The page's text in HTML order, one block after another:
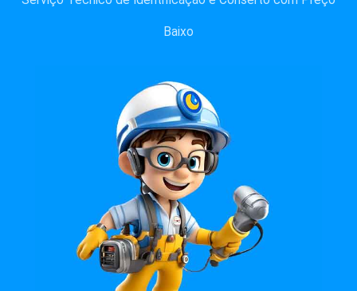
Baixo